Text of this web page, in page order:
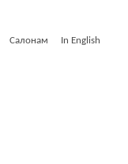
Салонам In English